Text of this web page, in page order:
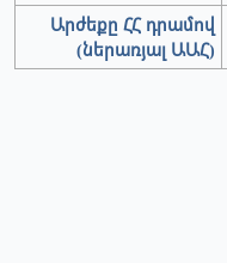
Արժեքը ՀՀ դրամով
(ներառյալ ԱԱՀ)